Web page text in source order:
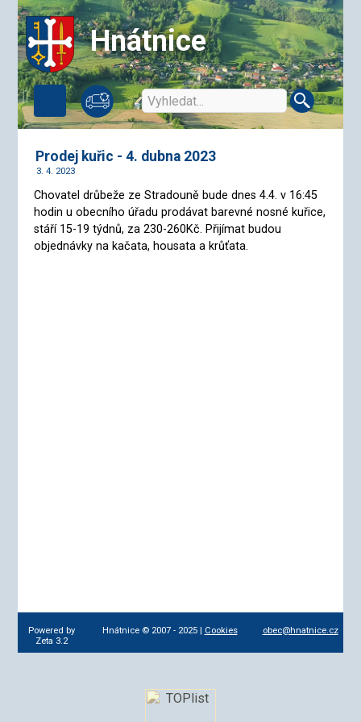
Hnátnice
Prodej kuřic - 4. dubna 2023
3. 4. 2023
Chovatel drůbeže ze Stradouně bude dnes 4.4. v 16:45
hodin u obecního úřadu prodávat barevné nosné kuřice,
stáří 15-19 týdnů, za 230-260Kč. Přijímat budou
objednávky na kačata, housata a krůťata.
Powered by
Zeta 3.2
Hnátnice © 2007 - 2025 | Cookies obec@hnatnice.cz